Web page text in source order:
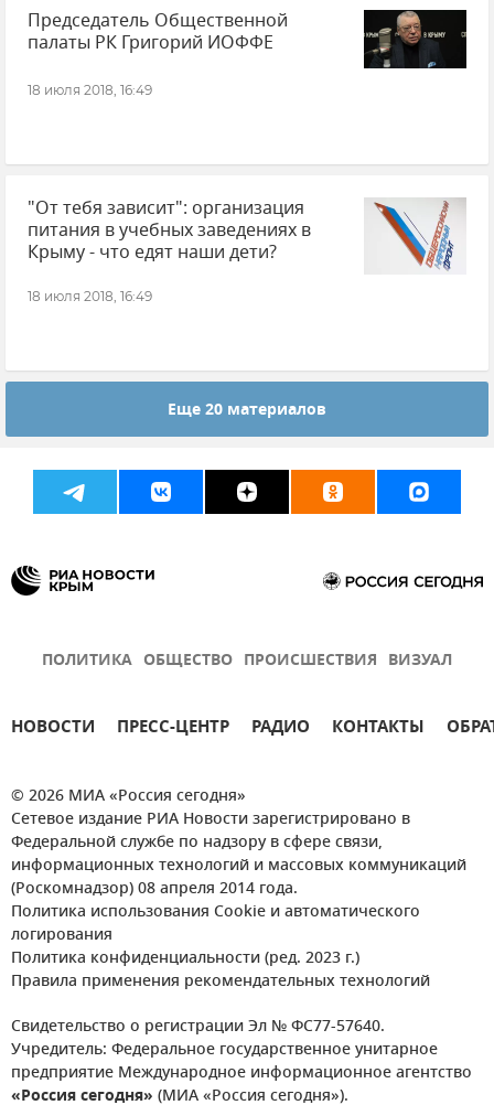
Председатель Общественной
палаты РК Григорий ИОФФЕ
18 июля 2018, 16:49
"От тебя зависит": организация
питания в учебных заведениях в
Крыму - что едят наши дети?
18 июля 2018, 16:49
Еще 20 материалов
ПОЛИТИКА ОБЩЕСТВО ПРОИСШЕСТВИЯ ВИЗУАЛ
НОВОСТИ ПРЕСС-ЦЕНТР РАДИО КОНТАКТЫ
© 2026 МИА «Россия сегодня»
Сетевое издание РИА Новости зарегистрировано в
Федеральной службе по надзору в сфере связи,
информационных технологий и массовых коммуникаций
(Роскомнадзор) 08 апреля 2014 года.
Политика использования Cookie и автоматического
логирования
Политика конфиденциальности (ред. 2023 г.)
Правила применения рекомендательных технологий
Свидетельство о регистрации Эл № ФС77-57640.
Учредитель: Федеральное государственное унитарное
предприятие Международное информационное агентство
«Россия сегодня» (МИА «Россия сегодня»).